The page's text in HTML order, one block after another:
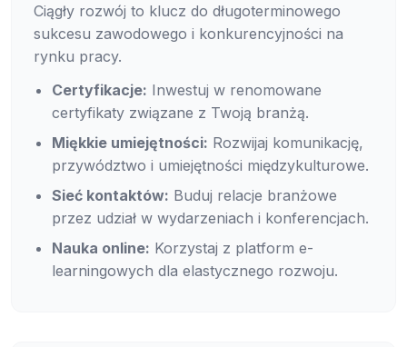
Ciągły rozwój to klucz do długoterminowego
sukcesu zawodowego i konkurencyjności na
rynku pracy.
Certyfikacje: Inwestuj w renomowane
certyfikaty związane z Twoją branżą.
Miękkie umiejętności: Rozwijaj komunikację,
przywództwo i umiejętności międzykulturowe.
Sieć kontaktów: Buduj relacje branżowe
przez udział w wydarzeniach i konferencjach.
Nauka online: Korzystaj z platform e-
learningowych dla elastycznego rozwoju.